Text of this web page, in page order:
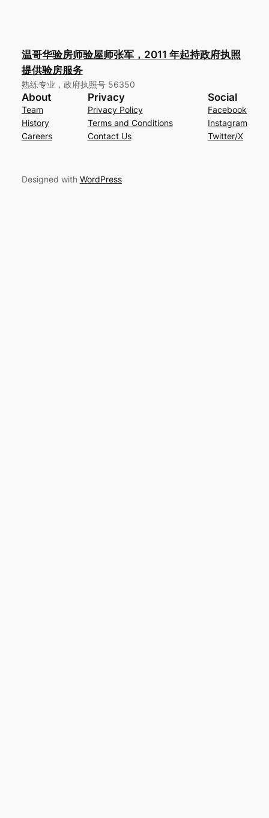
温哥华验房师验屋师张军，2011 年起持政府执照
提供验房服务
熟练专业，政府执照号 56350
About
Team
History
Careers
Privacy
Privacy Policy
Terms and Conditions
Contact Us
Social
Facebook
Instagram
Twitter/X
Designed with WordPress